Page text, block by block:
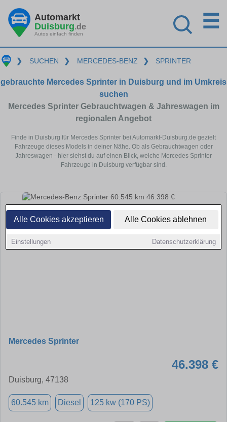
Alle Cookies akzeptieren Alle Cookies ablehnen
Einstellungen Datenschutzerklärung
Automarkt
Duisburg.de
Autos einfach finden
☰
❯ SUCHEN ❯ MERCEDES-BENZ ❯ SPRINTER
gebrauchte Mercedes Sprinter in Duisburg und im Umkreis
suchen
Mercedes Sprinter Gebrauchtwagen & Jahreswagen im
regionalen Angebot
Finde in Duisburg für Mercedes Sprinter bei Automarkt-Duisburg.de gezielt
Fahrzeuge dieses Models in deiner Nähe. Ob als Gebrauchtwagen oder
Jahreswagen - hier siehst du auf einen Blick, welche Mercedes Sprinter
Fahrzeuge in Duisburg verfügbar sind.
Mercedes Sprinter
46.398 €
Duisburg, 47138
60.545 km Diesel 125 kw (170 PS)